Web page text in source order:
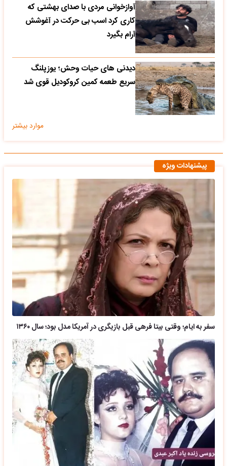
آوازخوانی مردی با صدای بهشتی که
کاری کرد اسب بی حرکت در آغوشش
آرام بگیرد
دیدنی های حیات وحش؛ یوزپلنگ
سریع طعمه کمین کروکودیل قوی شد
موارد بیشتر
پیشنهادات ویژه
سفر به ایام؛ وقتی بیتا فرهی قبل بازیگری در آمریکا مدل بود؛ سال ۱۳۶۰